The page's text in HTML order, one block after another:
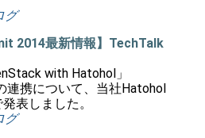
グ
2014最新情報】TechTalk
with Hatohol」
連携について、当社Hatohol
表しました。
グ